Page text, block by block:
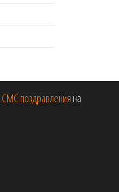
СМС поздравления на